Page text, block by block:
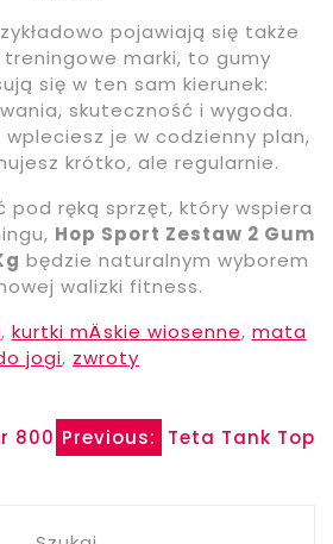
pojawiają się także
marki, to gumy
się w ten sam kierunek:
skuteczność i wygoda.
wpleciesz je w codzienny plan,
krótko, ale regularnie.
pod ręką sprzęt, który wspiera
Hop Sport Zestaw 2 Gum
będzie naturalnym wyborem
walizki fitness.
, kurtki mÄskie wiosenne, mata
jogi, zwroty
Previous: Teta Tank Top
800